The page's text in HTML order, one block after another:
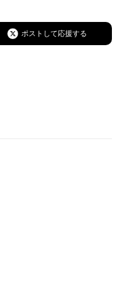
ポストして応援する